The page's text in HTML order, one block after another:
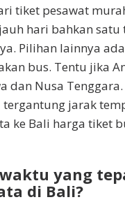
tiket pesawat
hari bahkan satu
Pilihan lainnya
bus. Tentu jika
dan Nusa
jarak
ke Bali harga tiket
yang
di Bali?